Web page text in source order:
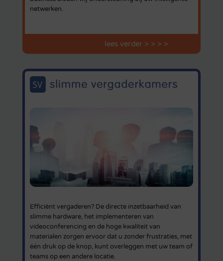
netwerken.
lees verder > > > >
Efficiënt vergaderen? De directe inzetbaarheid van
slimme hardware, het implementeren van
videoconferencing en de hoge kwaliteit van
materialen zorgen ervoor dat u zonder frustraties, met
één druk op de knop, kunt overleggen met uw team of
teams op een andere locatie.